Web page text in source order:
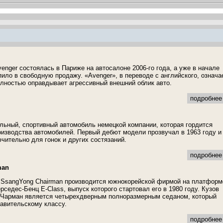
состоялась в Париже на автосалоне 2006-го года, а уже в начале
в свободную продажу. «Avenger», в переводе с английского,
оправдывает агрессивный внешний облик авто.
спортивный автомобиль немецкой компании, которая гордится
автомобилей. Первый дебют модели прозвучал в 1963 году и
для гонок и других состязаний.
Chairman производится южнокорейской фирмой на
Бенц E-Class, выпуск которого стартовал его в 1980 году. Кузов
является четырехдверным полноразмерным седаном, который
классу.